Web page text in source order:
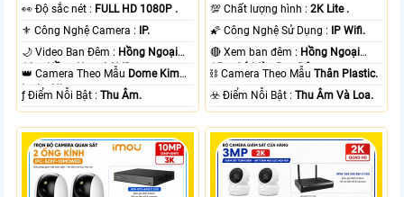
️👀 Độ sắc nét : FULL HD 1080P .
⚜️ Công Nghệ Camera :
IP.
🌙 Video Ban Đêm : Hồng Ngoại
10m Hồng Ngoại SMD.
👑 Camera Theo Mẫu Dome Kim
loại + Nhựa.
️ƒ Điểm Nỗi Bật :Thu Âm.
💯 Chất lượng hình :2K Lite .
🌠 Công Nghệ Sử Dụng :
IP Wifi.
🔴 Xem ban đêm : Hồng Ngoại
15m Có Màu Ban Ðêm.
⛓ Camera Theo MẫuThân Plastic.
️☣️ Điểm Nỗi Bật :Thu Âm Và Loa.